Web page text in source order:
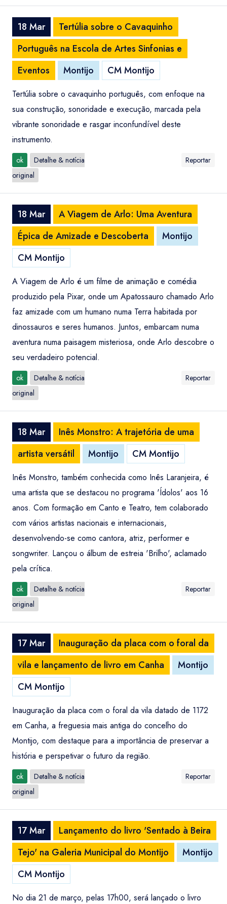
18 Mar
Tertúlia sobre o Cavaquinho
Português na Escola de Artes Sinfonias e
Eventos
Montijo CM Montijo
Tertúlia sobre o cavaquinho português, com enfoque na
sua construção, sonoridade e execução, marcada pela
vibrante sonoridade e rasgar inconfundível deste
instrumento.
ok
Detalhe & notícia
original
Reportar
18 Mar
A Viagem de Arlo: Uma Aventura
Épica de Amizade e Descoberta
Montijo
CM Montijo
A Viagem de Arlo é um filme de animação e comédia
produzido pela Pixar, onde um Apatossauro chamado Arlo
faz amizade com um humano numa Terra habitada por
dinossauros e seres humanos. Juntos, embarcam numa
aventura numa paisagem misteriosa, onde Arlo descobre o
seu verdadeiro potencial.
ok
Detalhe & notícia
original
Reportar
18 Mar
Inês Monstro: A trajetória de uma
artista versátil
Montijo CM Montijo
Inês Monstro, também conhecida como Inês Laranjeira, é
uma artista que se destacou no programa 'Ídolos' aos 16
anos. Com formação em Canto e Teatro, tem colaborado
com vários artistas nacionais e internacionais,
desenvolvendo-se como cantora, atriz, performer e
songwriter. Lançou o álbum de estreia 'Brilho', aclamado
pela crítica.
ok
Detalhe & notícia
original
Reportar
17 Mar
Inauguração da placa com o foral da
vila e lançamento de livro em Canha
Montijo
CM Montijo
Inauguração da placa com o foral da vila datado de 1172
em Canha, a freguesia mais antiga do concelho do
Montijo, com destaque para a importância de preservar a
história e perspetivar o futuro da região.
ok
Detalhe & notícia
original
Reportar
17 Mar
Lançamento do livro 'Sentado à Beira
Tejo' na Galeria Municipal do Montijo
Montijo
CM Montijo
No dia 21 de março, pelas 17h00, será lançado o livro